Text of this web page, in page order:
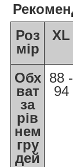
Роз
мір
XL
Обх
ват
за
рів
нем
гру
дей
88 -
94